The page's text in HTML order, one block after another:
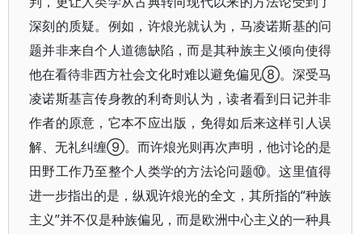
深刻的质疑。例如，许烺光就认为，马凌诺斯基的问
题并非来自个人道德缺陷，而是其种族主义倾向使得
他在看待非西方社会文化时难以避免偏见⑧。深受马
凌诺斯基言传身教的利奇则认为，读者看到日记并非
作者的原意，它本不应出版，免得如后来这样引人误
解、无礼纠缠⑨。而许烺光则再次声明，他讨论的是
田野工作乃至整个人类学的方法论问题⑩。这里值得
进一步指出的是，纵观许烺光的全文，其所指的“种族
主义”并不仅是种族偏见，而是欧洲中心主义的一种具